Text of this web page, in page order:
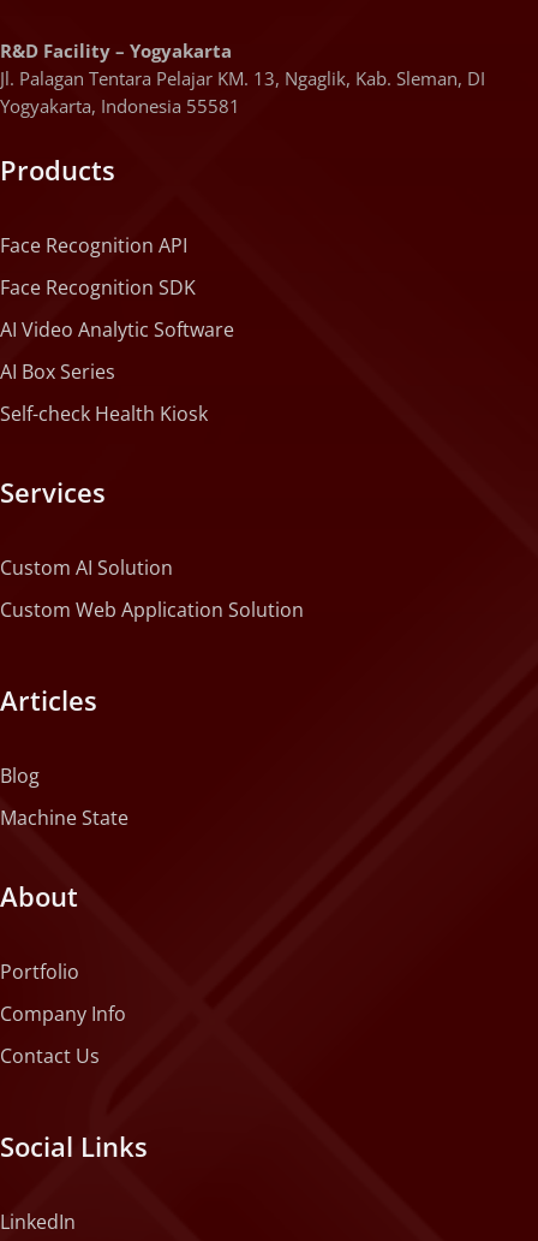
R&D Facility – Yogyakarta
Jl. Palagan Tentara Pelajar KM. 13, Ngaglik, Kab. Sleman, DI
Yogyakarta, Indonesia 55581
Products
Face Recognition API
Face Recognition SDK
AI Video Analytic Software
AI Box Series
Self-check Health Kiosk
Services
Custom AI Solution
Custom Web Application Solution
Articles
Blog
Machine State
About
Portfolio
Company Info
Contact Us
Social Links
LinkedIn